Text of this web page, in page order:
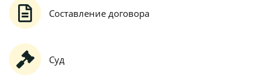
Составление договора
Суд